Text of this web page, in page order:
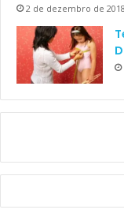
2 de dezembro de 2018